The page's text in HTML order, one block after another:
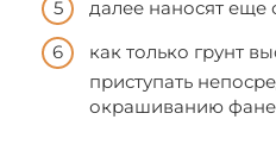
далее наносят еще
как только грунт
приступать
окрашиванию